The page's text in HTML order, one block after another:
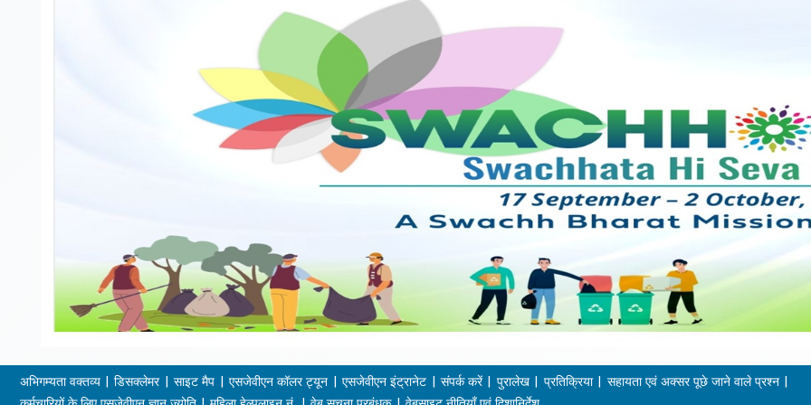
अभिगम्यता वक्तव्य डिसक्लेमर साइट मैप एसजेवीएन कॉलर ट्यून एसजेवीएन इंट्रानेट संपर्क करें पुरालेख प्रतिक्रिया
सहायता एवं अक्सर पूछे जाने वाले प्रश्न